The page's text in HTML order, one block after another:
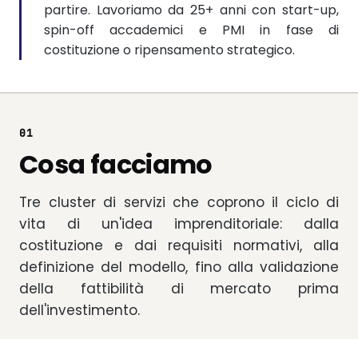
partire. Lavoriamo da 25+ anni con start-up,
spin-off accademici e PMI in fase di
costituzione o ripensamento strategico.
01
Cosa facciamo
Tre cluster di servizi che coprono il ciclo di
vita di un'idea imprenditoriale: dalla
costituzione e dai requisiti normativi, alla
definizione del modello, fino alla validazione
della fattibilità di mercato prima
dell'investimento.